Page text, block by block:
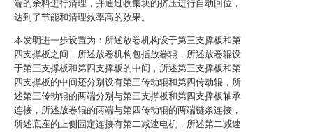
端的余料进行清理，并通过收集块的挤压进行自动回位，
达到了节能和清理效率高的效果。
本发明进一步设置为：所述放卷机构设于第三支撑板和第
四支撑板之间，所述放卷机构包括放卷辊，所述放卷辊设
于第三支撑板和第四支撑板的中间，所述第三支撑板和第
四支撑板的中间还分别设有第三传动辊和第四传动辊，所
述第三传动辊的两端分别与第三支撑板和第四支撑板轴承
连接，所述放卷辊的两端与第四传动辊的两端链条连接，
所述底座的上侧固定连接有第二减速电机，所述第二减速